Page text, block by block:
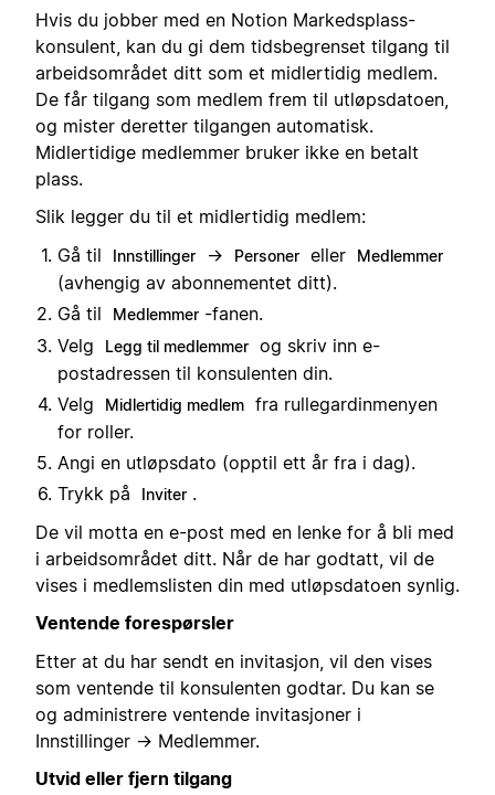
Hvis du jobber med en Notion Markedsplass-
konsulent, kan du gi dem tidsbegrenset tilgang til
arbeidsområdet ditt som et midlertidig medlem.
De får tilgang som medlem frem til utløpsdatoen,
og mister deretter tilgangen automatisk.
Midlertidige medlemmer bruker ikke en betalt
plass.
Slik legger du til et midlertidig medlem:
Gå til
Innstillinger → Personer eller Medlemmer
(avhengig av abonnementet ditt).
Gå til
Medlemmer -fanen.
Velg
Legg til medlemmer og skriv inn e-
postadressen til konsulenten din.
Velg
Midlertidig medlem fra rullegardinmenyen
for roller.
Angi en utløpsdato (opptil ett år fra i dag).
Trykk på
Inviter .
De vil motta en e-post med en lenke for å bli med
i arbeidsområdet ditt. Når de har godtatt, vil de
vises i medlemslisten din med utløpsdatoen synlig.
Ventende forespørsler
Etter at du har sendt en invitasjon, vil den vises
som ventende til konsulenten godtar. Du kan se
og administrere ventende invitasjoner i
Innstillinger → Medlemmer.
Utvid eller fjern tilgang